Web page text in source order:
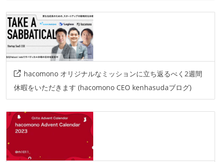
hacomono オリジナルなミッションに立ち返るべく2週間
休暇をいただきます (hacomono CEO kenhasudaブログ)